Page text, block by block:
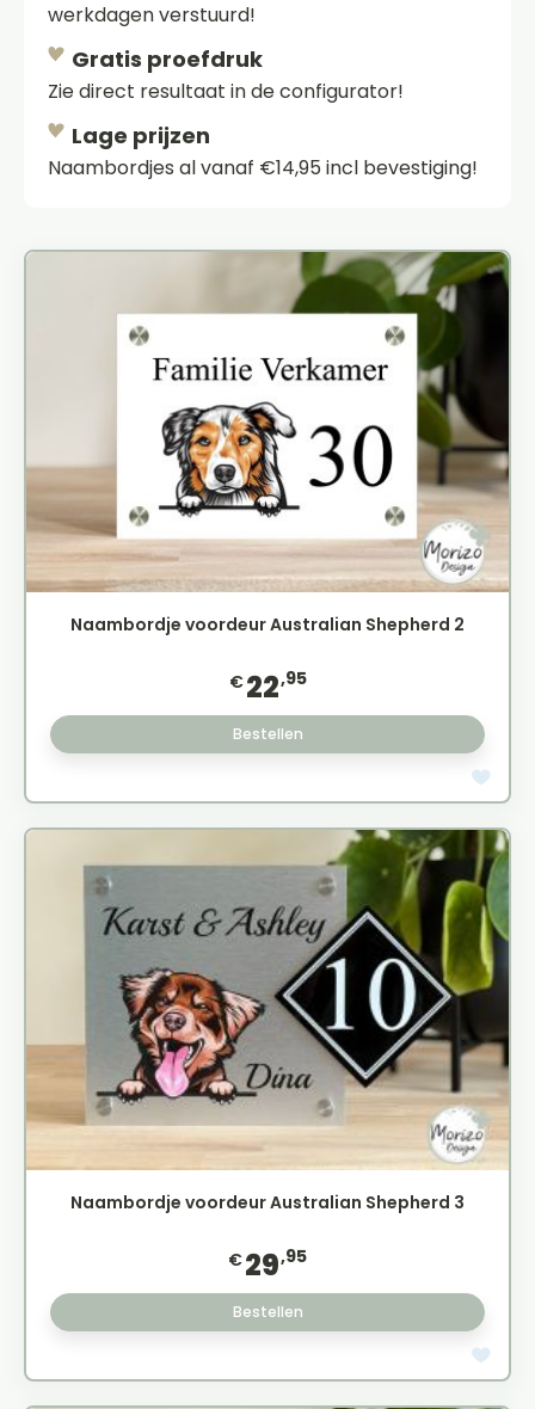
werkdagen verstuurd!
Gratis proefdruk
Zie direct resultaat in de configurator!
Lage prijzen
Naambordjes al vanaf €14,95 incl bevestiging!
Naambordje voordeur Australian Shepherd 2
€22,95
Bestellen
Naambordje voordeur Australian Shepherd 3
€29,95
Bestellen